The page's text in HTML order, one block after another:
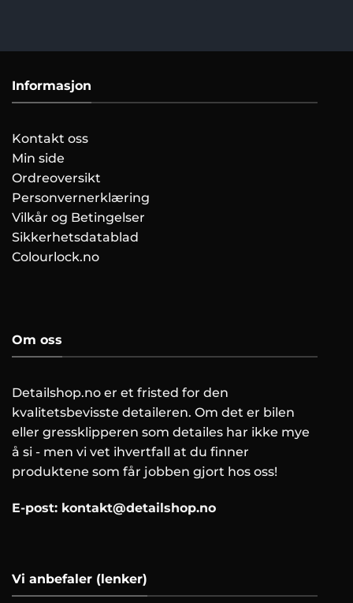
Informasjon
Kontakt oss
Min side
Ordreoversikt
Personvernerklæring
Vilkår og Betingelser
Sikkerhetsdatablad
Colourlock.no
Om oss
Detailshop.no er et fristed for den
kvalitetsbevisste detaileren. Om det er bilen
eller gressklipperen som detailes har ikke mye
å si - men vi vet ihvertfall at du finner
produktene som får jobben gjort hos oss!
E-post: kontakt@detailshop.no
Vi anbefaler (lenker)